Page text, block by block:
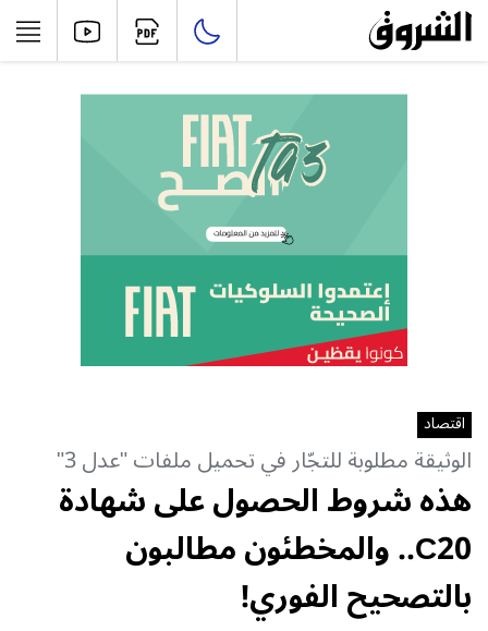
اقتصاد
الوثيقة مطلوبة للتجّار في تحميل ملفات "عدل 3"
هذه شروط الحصول على شهادة
C20.. والمخطئون مطالبون
بالتصحيح الفوري!